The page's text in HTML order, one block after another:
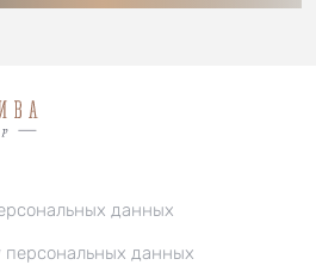
данных
персональных данных